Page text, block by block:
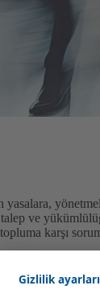
talep ve
karşı
ortaklıkları
rüşvet,